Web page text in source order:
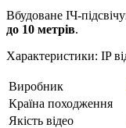
Вбудоване ІЧ-
до 10 метрів.
Характеристики: IP
Виробник
Країна походження
Якість відео